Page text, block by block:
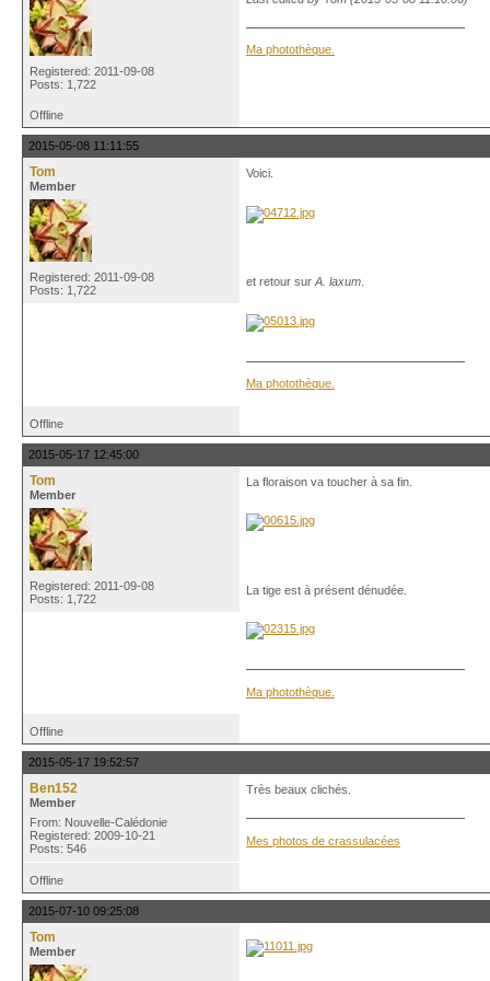
Registered: 2011-09-08
Posts: 1,722
Ma photothèque.
Offline
2015-05-08 11:11:55
Tom
Member
Registered: 2011-09-08
Posts: 1,722
Voici.
et retour sur A. laxum
Ma photothèque.
Offline
2015-05-17 12:45:00
Tom
Member
Registered: 2011-09-08
Posts: 1,722
La floraison va toucher à sa fin.
La tige est à présent dénudée.
Ma photothèque.
Offline
2015-05-17 19:52:57
Ben152
Member
From: Nouvelle-Calédonie
Registered: 2009-10-21
Posts: 546
Très beaux clichés.
Mes photos de crassulacées
Offline
2015-07-10 09:25:08
Tom
Member